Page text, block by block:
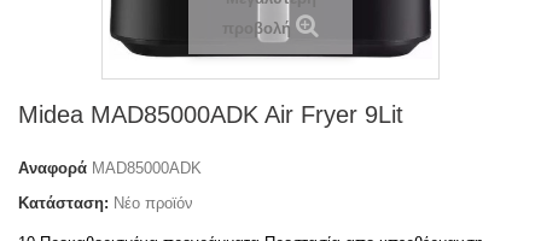
προβολή
Midea MAD85000ADK Air Fryer 9Lit
Αναφορά MAD85000ADK
Κατάσταση: Νέο προϊόν